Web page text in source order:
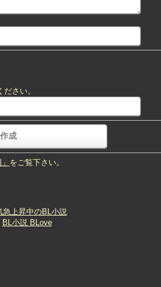
さい。
をご覧下さい。
急上昇中のBL小説
BL小説 BLove